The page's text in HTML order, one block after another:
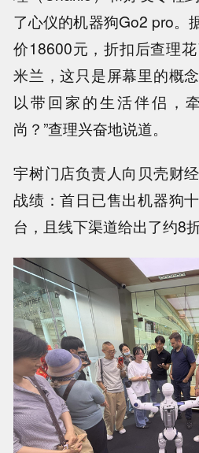
了心仪的机器狗Go2 pro。
价18600元，折扣后查理
米兰，这只是屏幕里的概
以带回家的生活伴侣，
尚？”查理兴奋地说道。
宇树门店负责人向贝壳财
战绩：首日已售出机器狗
台，且线下渠道给出了约8折